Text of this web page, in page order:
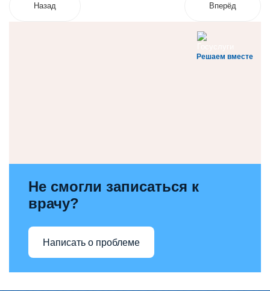
Назад Вперёд
Решаем вместе
Не смогли записаться к
врачу?
Написать о проблеме